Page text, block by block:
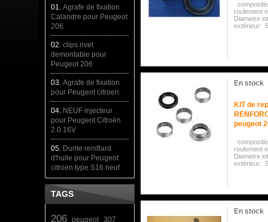
01. Agrafe de fixation
Calandre pour Peugeot
206
02. clips rivet
demontable pour
Peugeot 206
03. Agrafe de fixation
pour Peugeot citroen
04. NEUF injecteur
pour Peugeot Citroën
2.0 16V
05. Durite reniflard
d'huile pour Peugeot
citroen type S16 neuf
TAGS
206 peugeot 307
roulement
Diametre
extérieur:
En stock
KIT de
peugeot
roulement
Diametre
extérieur:
En stock